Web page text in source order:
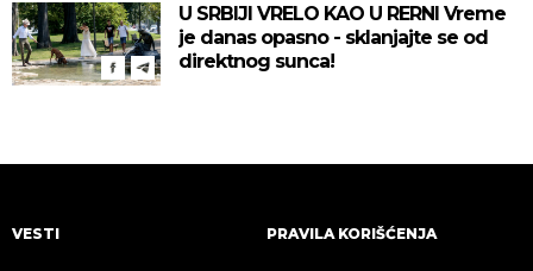
U SRBIJI VRELO KAO U RERNI Vreme
je danas opasno - sklanjajte se od
direktnog sunca!
VESTI PRAVILA KORIŠĆENJA